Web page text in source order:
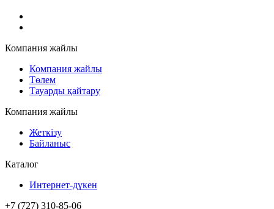
Компания жайлы
Компания жайлы
Төлем
Тауарды қайтару
Компания жайлы
Жеткізу
Байланыс
Каталог
Интернет-дүкен
+7 (727) 310-85-06